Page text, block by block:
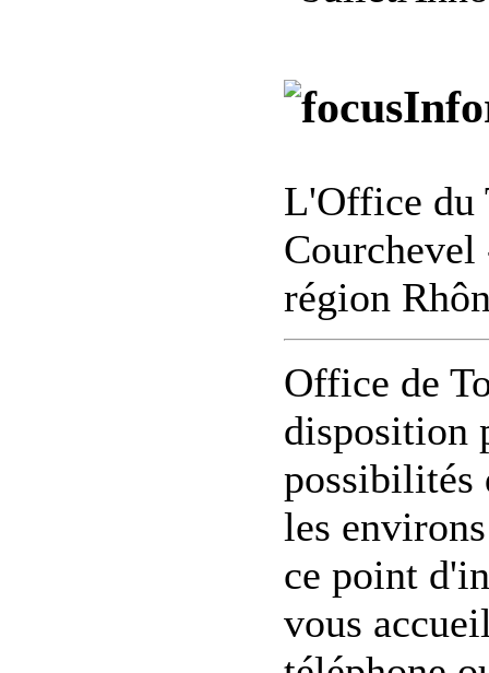
L'Office du
Courchevel
région
Office de
disposition
possibilités
les
ce point
vous